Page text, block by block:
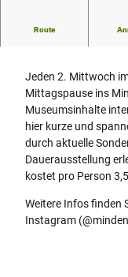
Route
Jeden 2. Mittwoch
Mittagspause ins
Museumsinhalte
hier kurze und
durch aktuelle
Dauerausstellung
kostet pro Person
Weitere Infos finden
Instagram